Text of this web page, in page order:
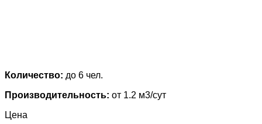
Количество: до 6 чел.
Производительность: от 1.2 м3/сут
Цена